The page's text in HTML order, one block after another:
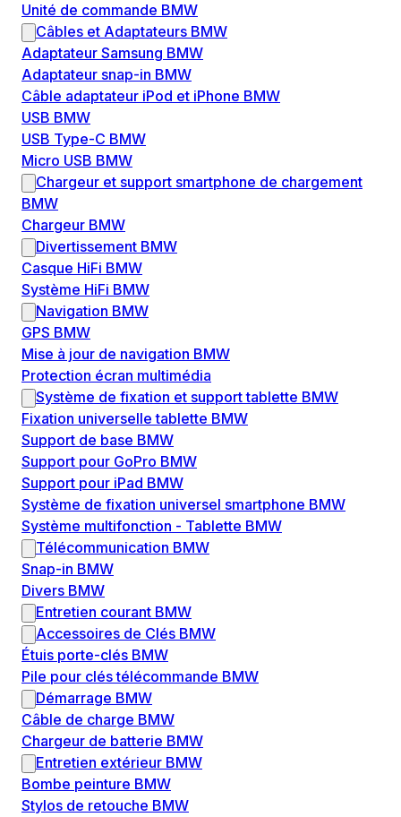
Unité de commande BMW
Câbles et Adaptateurs BMW
Adaptateur Samsung BMW
Adaptateur snap-in BMW
Câble adaptateur iPod et iPhone BMW
USB BMW
USB Type-C BMW
Micro USB BMW
Chargeur et support smartphone de chargement
BMW
Chargeur BMW
Divertissement BMW
Casque HiFi BMW
Système HiFi BMW
Navigation BMW
GPS BMW
Mise à jour de navigation BMW
Protection écran multimédia
Système de fixation et support tablette BMW
Fixation universelle tablette BMW
Support de base BMW
Support pour GoPro BMW
Support pour iPad BMW
Système de fixation universel smartphone BMW
Système multifonction - Tablette BMW
Télécommunication BMW
Snap-in BMW
Divers BMW
Entretien courant BMW
Accessoires de Clés BMW
Étuis porte-clés BMW
Pile pour clés télécommande BMW
Démarrage BMW
Câble de charge BMW
Chargeur de batterie BMW
Entretien extérieur BMW
Bombe peinture BMW
Stylos de retouche BMW